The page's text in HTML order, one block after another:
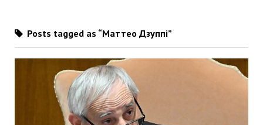
Posts tagged as “Маттео Дзуппі”